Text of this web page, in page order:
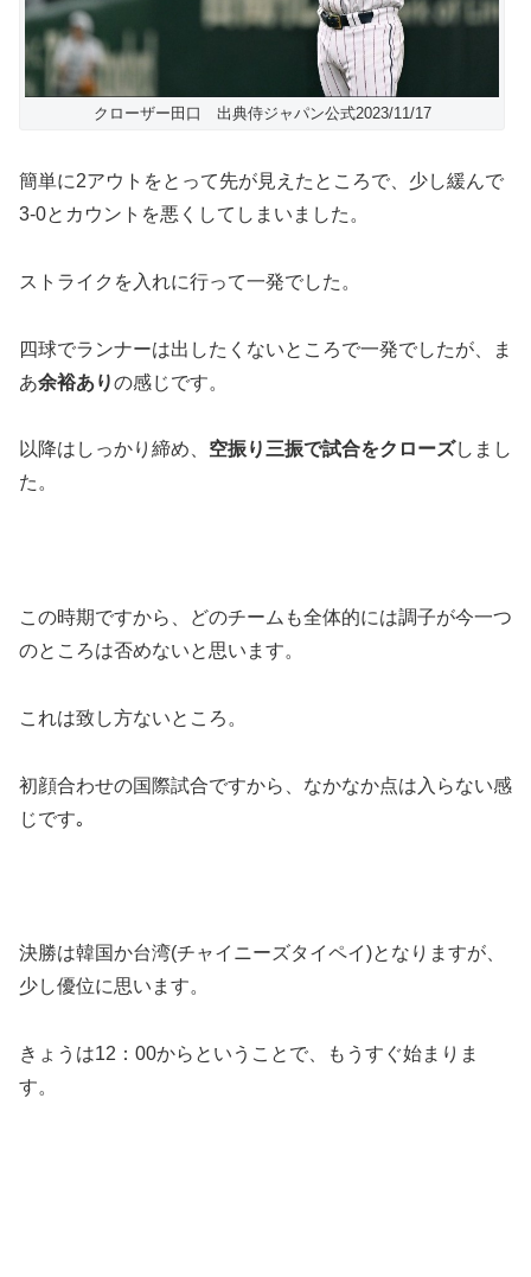
クローザー田口 出典侍ジャパン公式2023/11/17
簡単に2アウトをとって先が見えたところで、少し緩んで
3-0とカウントを悪くしてしまいました。
ストライクを入れに行って一発でした。
四球でランナーは出したくないところで一発でしたが、ま
あ余裕ありの感じです。
以降はしっかり締め、 空振り三振で試合をクローズしまし
た。
この時期ですから、どのチームも全体的には調子が今一つ
のところは否めないと思います。
これは致し方ないところ。
初顔合わせの国際試合ですから、なかなか点は入らない感
じです｡
決勝は韓国か台湾(チャイニーズタイペイ)となりますが、
少し優位に思います。
きょうは12：00からということで、もうすぐ始まりま
す。